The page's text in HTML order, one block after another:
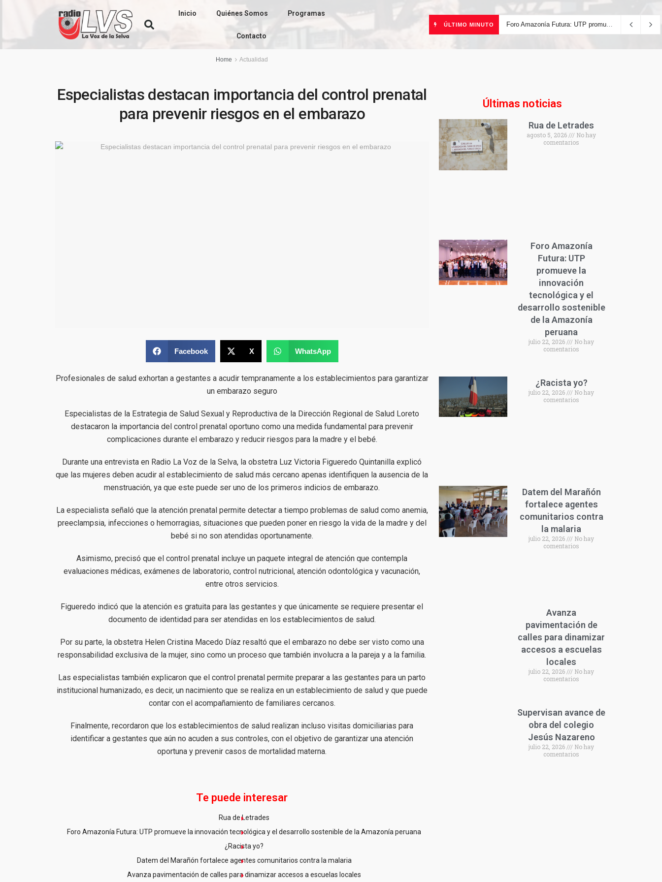
Inicio Quiénes Somos Programas
Contacto
ÚLTIMO MINUTO Foro Amazonía Futura: UTP promueve la innovación tecnológica y el desarrollo sostenible de la Amazonía peruana
Home Actualidad
Especialistas destacan importancia del control prenatal
para prevenir riesgos en el embarazo
Facebook X WhatsApp
Profesionales de salud exhortan a gestantes a acudir tempranamente a los establecimientos para garantizar
un embarazo seguro
Especialistas de la Estrategia de Salud Sexual y Reproductiva de la Dirección Regional de Salud Loreto
destacaron la importancia del control prenatal oportuno como una medida fundamental para prevenir
complicaciones durante el embarazo y reducir riesgos para la madre y el bebé.
Durante una entrevista en Radio La Voz de la Selva, la obstetra Luz Victoria Figueredo Quintanilla explicó
que las mujeres deben acudir al establecimiento de salud más cercano apenas identifiquen la ausencia de la
menstruación, ya que este puede ser uno de los primeros indicios de embarazo.
La especialista señaló que la atención prenatal permite detectar a tiempo problemas de salud como anemia,
preeclampsia, infecciones o hemorragias, situaciones que pueden poner en riesgo la vida de la madre y del
bebé si no son atendidas oportunamente.
Asimismo, precisó que el control prenatal incluye un paquete integral de atención que contempla
evaluaciones médicas, exámenes de laboratorio, control nutricional, atención odontológica y vacunación,
entre otros servicios.
Figueredo indicó que la atención es gratuita para las gestantes y que únicamente se requiere presentar el
documento de identidad para ser atendidas en los establecimientos de salud.
Por su parte, la obstetra Helen Cristina Macedo Díaz resaltó que el embarazo no debe ser visto como una
responsabilidad exclusiva de la mujer, sino como un proceso que también involucra a la pareja y a la familia.
Las especialistas también explicaron que el control prenatal permite preparar a las gestantes para un parto
institucional humanizado, es decir, un nacimiento que se realiza en un establecimiento de salud y que puede
contar con el acompañamiento de familiares cercanos.
Finalmente, recordaron que los establecimientos de salud realizan incluso visitas domiciliarias para
identificar a gestantes que aún no acuden a sus controles, con el objetivo de garantizar una atención
oportuna y prevenir casos de mortalidad materna.
Te puede interesar
Rua de Letrades
Foro Amazonía Futura: UTP promueve la innovación tecnológica y el desarrollo sostenible de la Amazonía peruana
¿Racista yo?
Datem del Marañón fortalece agentes comunitarios contra la malaria
Avanza pavimentación de calles para dinamizar accesos a escuelas locales
Últimas noticias
Rua de Letrades
agosto 5, 2026
No hay
comentarios
Foro Amazonía
Futura: UTP
promueve la
innovación
tecnológica y el
desarrollo sostenible
de la Amazonía
peruana
julio 22, 2026
No hay
comentarios
¿Racista yo?
julio 22, 2026
No hay
comentarios
Datem del Marañón
fortalece agentes
comunitarios contra
la malaria
julio 22, 2026
No hay
comentarios
Avanza
pavimentación de
calles para dinamizar
accesos a escuelas
locales
julio 22, 2026
No hay
comentarios
Supervisan avance de
obra del colegio
Jesús Nazareno
julio 22, 2026
No hay
comentarios